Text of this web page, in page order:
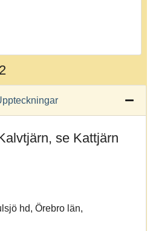
se Kattjärn
hd, Örebro län,